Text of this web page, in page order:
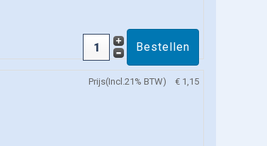
Prijs(Incl.21% BTW) € 1,15